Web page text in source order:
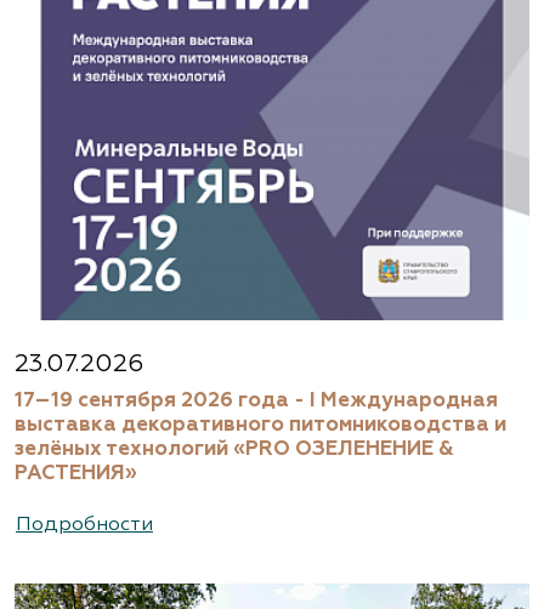
23.07.2026
17–19 сентября 2026 года - I Международная
выставка декоративного питомниководства и
зелёных технологий «PRO ОЗЕЛЕНЕНИЕ &
РАСТЕНИЯ»
Подробности